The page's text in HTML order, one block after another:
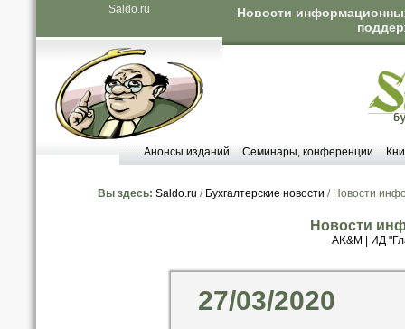
Saldo.ru
Новости
Анонсы изданий Семинары, конференции
Вы здесь: Saldo.ru / Бухгалтерские новости / Новости
Новости
AK&M ИД
27/03/2020